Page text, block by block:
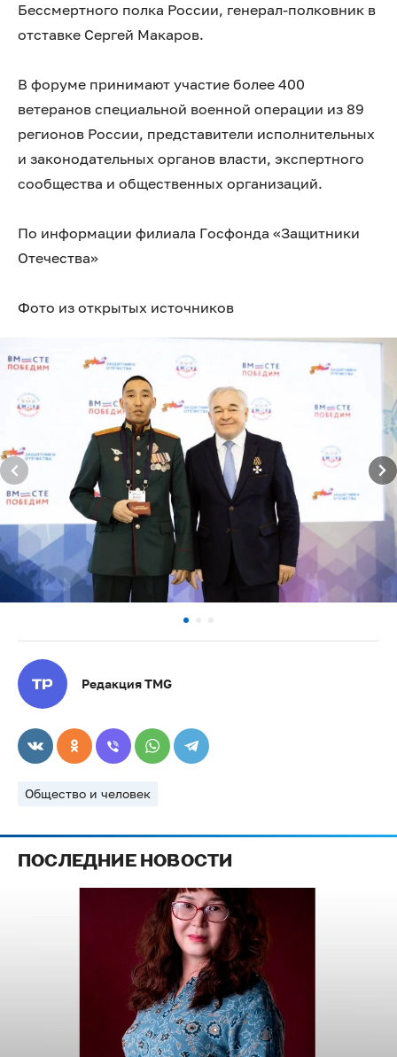
Бессмертного полка России, генерал-полковник в
отставке Сергей Макаров.
В форуме принимают участие более 400
ветеранов специальной военной операции из 89
регионов России, представители исполнительных
и законодательных органов власти, экспертного
сообщества и общественных организаций.
По информации филиала Госфонда «Защитники
Отечества»
Фото из открытых источников
Редакция TMG
Общество и человек
ПОСЛЕДНИЕ НОВОСТИ